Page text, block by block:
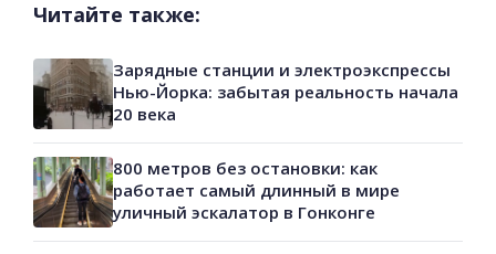
Читайте также:
Зарядные станции и электроэкспрессы
Нью-Йорка: забытая реальность начала
20 века
800 метров без остановки: как
работает самый длинный в мире
уличный эскалатор в Гонконге